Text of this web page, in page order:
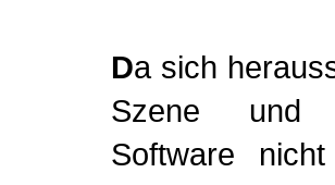
Da sich
Szene und
Software